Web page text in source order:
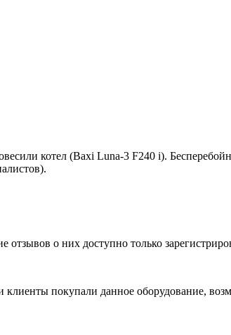
котел (Baxi Luna-3 F240 i).
отзывов о них доступно только
клиенты покупали данное оборудование,